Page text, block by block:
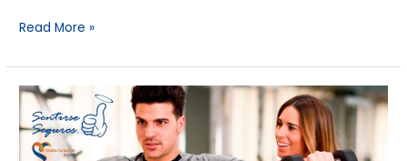
Read More »
Cuida
Salud: